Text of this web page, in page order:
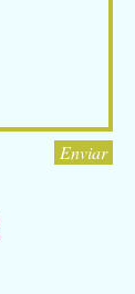
Enviar